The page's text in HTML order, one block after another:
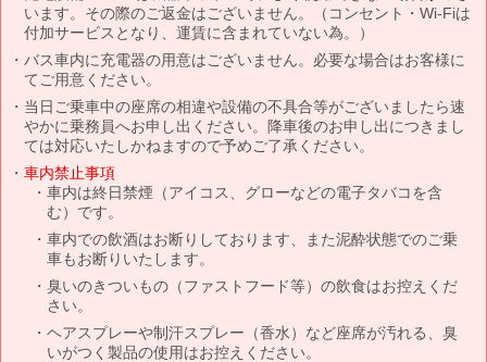
います。その際のご返金はございません。（コンセント・Wi-Fiは
付加サービスとなり、運賃に含まれていない為。）
バス車内に充電器の用意はございません。必要な場合はお客様に
てご用意ください。
当日ご乗車中の座席の相違や設備の不具合等がございましたら速
やかに乗務員へお申し出ください。降車後のお申し出につきまし
ては対応いたしかねますので予めご了承ください。
車内禁止事項
車内は終日禁煙（アイコス、グローなどの電子タバコを含
む）です。
車内での飲酒はお断りしております、また泥酔状態でのご乗
車もお断りいたします。
臭いのきついもの（ファストフード等）の飲食はお控えくだ
さい。
ヘアスプレーや制汗スプレー（香水）など座席が汚れる、臭
いがつく製品の使用はお控えください。